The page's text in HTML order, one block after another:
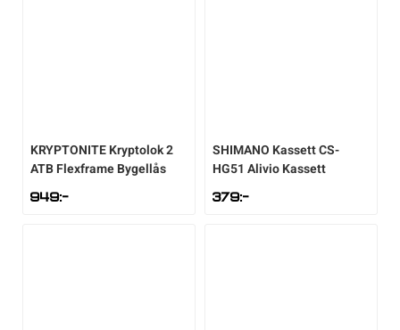
KRYPTONITEKryptolok 2
ATB Flexframe Bygellås
949:-
SHIMANO Kassett CS-
HG51 Alivio Kassett
379:-